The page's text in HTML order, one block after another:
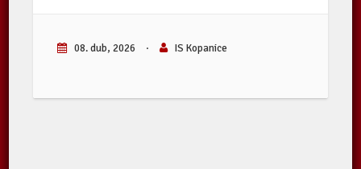
08. dub, 2026 · IS Kopanice